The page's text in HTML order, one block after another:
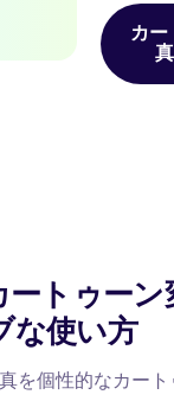
カー
トゥーン
な使い方
を個性的なカー